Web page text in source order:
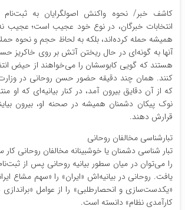
کاشف خبر/ نحوه واکنش اصولگرایان به
انتخابات خبرگان، در نوع خود عجیب است؛ عجیب نه
همیشه حمله کرده‌اند، بلکه به لحاظ حجم و نحوه
آنها به گونه‌ای در حال ریختن آتش بر روی خاکریز
هستند که گویی کابوسشان را می‌خواهند از حیض
کنند. همان چند دقیقه حضور حسن روحانی در
که از آن دقایق بیرون آمد، در کنار بیانیه‌ای که او
نوک پیکان دشمنان همیشه در صحنه او، بیرون
قرارش دهند.
تبارشناسی مخالفان روحانی
تبار شناسی دشمنان یا خوشبینانه مخالفان روحانی کار
را می‌توان در میان سطور بیانیه روحانی پس از
یافت. روحانی در بیانیه‌اش «ایران» را «سهم مشاع
«یکدست‌سازی و انحصارطلبی» را از عوامل
کارآمدی نظام» دانسته است.